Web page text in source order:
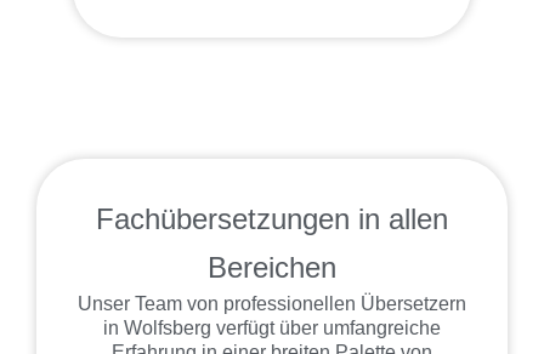
Fachübersetzungen in allen
Bereichen
Unser Team von professionellen Übersetzern
in Wolfsberg verfügt über umfangreiche